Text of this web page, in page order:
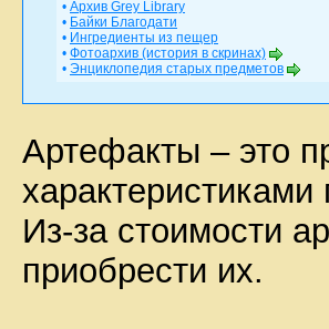
• Архив Grey Library
• Байки Благодати
• Ингредиенты из пещер
• Фотоархив (история в скринах)
• Энциклопедия старых предметов
Артефакты – это
Из-за стоимости
приобрести их.